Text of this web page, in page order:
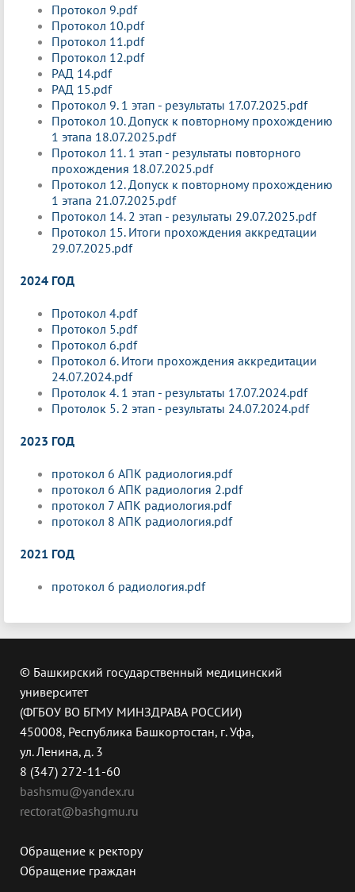
Протокол 9.pdf
Протокол 10.pdf
Протокол 11.pdf
Протокол 12.pdf
РАД 14.pdf
РАД 15.pdf
Протокол 9. 1 этап - результаты 17.07.2025.pdf
Протокол 10. Допуск к повторному прохождению
1 этапа 18.07.2025.pdf
Протокол 11. 1 этап - результаты повторного
прохождения 18.07.2025.pdf
Протокол 12. Допуск к повторному прохождению
1 этапа 21.07.2025.pdf
Протокол 14. 2 этап - результаты 29.07.2025.pdf
Протокол 15. Итоги прохождения аккредтации
29.07.2025.pdf
2024 ГОД
Протокол 4.pdf
Протокол 5.pdf
Протокол 6.pdf
Протокол 6. Итоги прохождения аккредитации
24.07.2024.pdf
Протолок 4. 1 этап - результаты 17.07.2024.pdf
Протолок 5. 2 этап - результаты 24.07.2024.pdf
2023 ГОД
протокол 6 АПК радиология.pdf
протокол 6 АПК радиология 2.pdf
протокол 7 АПК радиология.pdf
протокол 8 АПК радиология.pdf
2021 ГОД
протокол 6 радиология.pdf
© Башкирский государственный медицинский
университет
(ФГБОУ ВО БГМУ МИНЗДРАВА РОССИИ)
450008, Республика Башкортостан, г. Уфа,
ул. Ленина, д. 3
8 (347) 272-11-60
bashsmu@yandex.ru
rectorat@bashgmu.ru
Обращение к ректору
Обращение граждан